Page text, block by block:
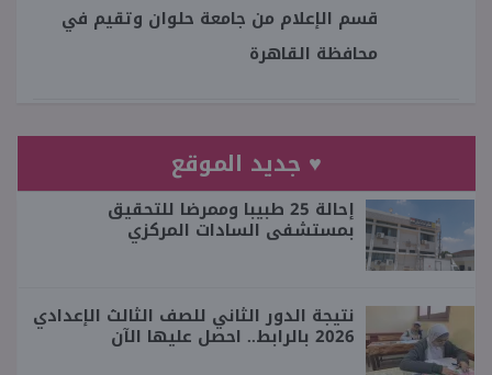
قسم الإعلام من جامعة حلوان وتقيم في
محافظة القاهرة
♥ جديد الموقع
إحالة 25 طبيبا وممرضا للتحقيق
بمستشفى السادات المركزي
نتيجة الدور الثاني للصف الثالث الإعدادي
2026 بالرابط.. احصل عليها الآن